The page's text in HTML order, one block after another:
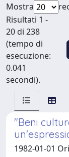
Mostra
Risultati 1 -
20 di 238
(tempo di
esecuzione:
0.041
secondi).
"Beni
1982-01-01